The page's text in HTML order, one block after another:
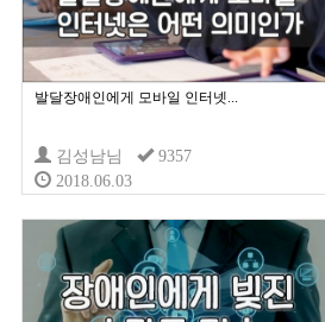
발달장애인에게 모바일 인터넷...
김성남님
9357
2018.06.03